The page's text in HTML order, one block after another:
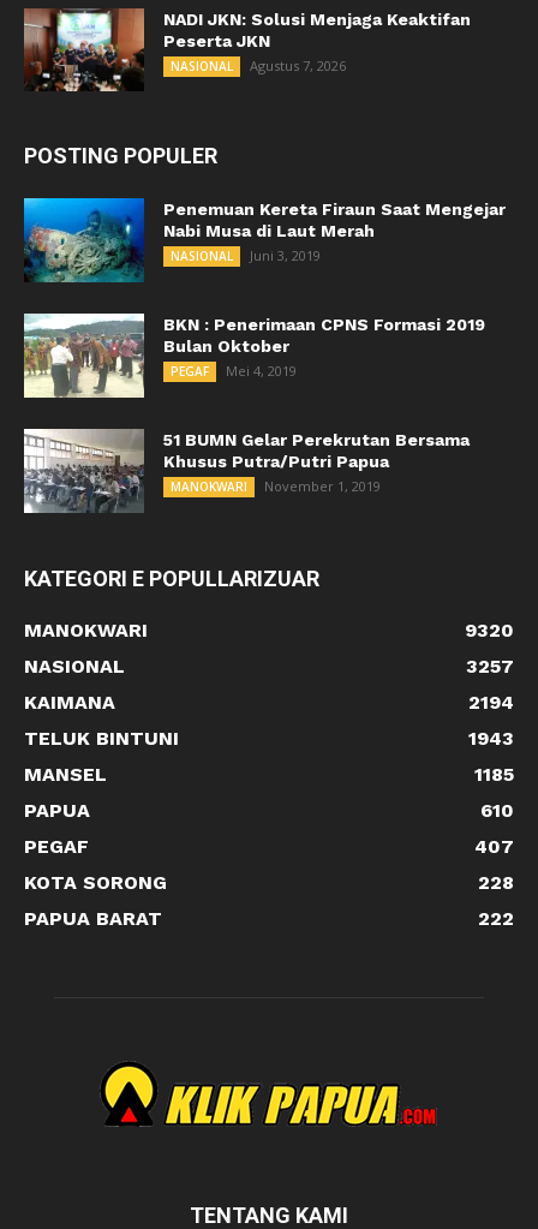
NADI JKN: Solusi Menjaga Keaktifan
Peserta JKN
NASIONAL Agustus 7, 2026
POSTING POPULER
Penemuan Kereta Firaun Saat Mengejar
Nabi Musa di Laut Merah
NASIONAL Juni 3, 2019
BKN : Penerimaan CPNS Formasi 2019
Bulan Oktober
PEGAF Mei 4, 2019
51 BUMN Gelar Perekrutan Bersama
Khusus Putra/Putri Papua
MANOKWARI November 1, 2019
KATEGORI E POPULLARIZUAR
MANOKWARI
9320
NASIONAL
3257
KAIMANA
2194
TELUK BINTUNI
1943
MANSEL
1185
PAPUA
610
PEGAF
407
KOTA SORONG
228
PAPUA BARAT
222
TENTANG KAMI